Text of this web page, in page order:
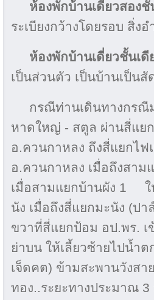
ห้องพักบ้านเดี่ยวสองชั้
ระเบียงกว้างโดยรอบ สิ่
ห้องพักบ้านเดี่ยวชั้นเดี
เป็นส่วนตัว เป็นบ้านเป็น
กรณีท่านเดินทางกรณี
หาดใหญ่ - สตูล ผ่านสี่แย
อ.ควนกาหลง ถึงสี่แยกไ
อ.ควนกาหลง เมื่อถึงสาม
เมื่อสามแยกบ้านผัง 1 ใ
นัง เมื่อถึงสี่แยกมะนัง (ปา
ขวาที่สี่แยกป้อม อป.พร. เ
ย่าบน ให้เลี้ยวซ้ายไปน้ำ
เจ็ดคต) ข้ามสะพานวังสา
ทอง..ระยะทางประมาณ